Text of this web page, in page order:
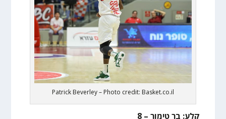
Patrick Beverley – Photo credit: Basket.co.il
קלע: בר טימור – 8